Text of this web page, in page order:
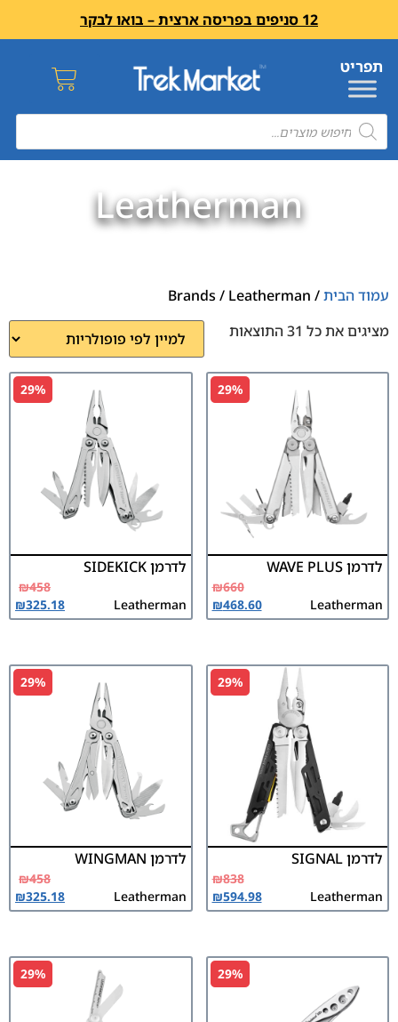
12 סניפים בפריסה ארצית – בואו לבקר
Leatherman
עמוד הבית/ Brands / Leatherman
מציגים את כל ⁦31⁩ התוצאות
29%
לדרמן WAVE PLUS
Leatherman
₪660
₪468.60
29%
לדרמן SIDEKICK
Leatherman
₪458
₪325.18
29%
לדרמן SIGNAL
Leatherman
₪838
₪594.98
29%
לדרמן WINGMAN
Leatherman
₪458
₪325.18
29%
29%